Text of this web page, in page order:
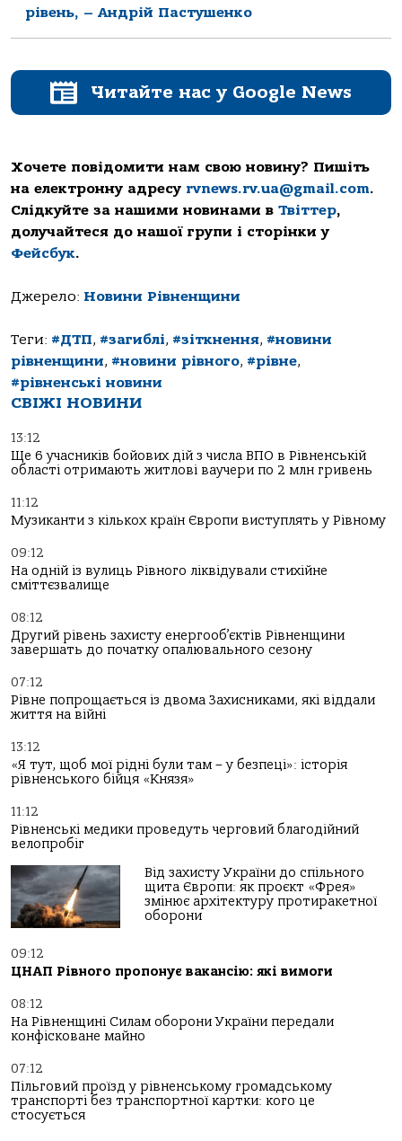
рівень, – Андрій Пастушенко
Читайте нас у Google News
Хочете повідомити нам свою новину? Пишіть
на електронну адресу rvnews.rv.ua@gmail.com.
Слідкуйте за нашими новинами в Твіттер,
долучайтеся до нашої групи і сторінки у
Фейсбук.
Джерело: Новини Рівненщини
Теги: #ДТП, #загиблі, #зіткнення, #новини
рівненщини, #новини рівного, #рівне,
#рівненські новини
СВІЖІ НОВИНИ
13:12
Ще 6 учасників бойових дій з числа ВПО в Рівненській
області отримають житлові ваучери по 2 млн гривень
11:12
Музиканти з кількох країн Європи виступлять у Рівному
09:12
На одній із вулиць Рівного ліквідували стихійне
сміттєзвалище
08:12
Другий рівень захисту енергооб’єктів Рівненщини
завершать до початку опалювального сезону
07:12
Рівне попрощається із двома Захисниками, які віддали
життя на війні
13:12
«Я тут, щоб мої рідні були там – у безпеці»: історія
рівненського бійця «Князя»
11:12
Рівненські медики проведуть черговий благодійний
велопробіг
Від захисту України до спільного
щита Європи: як проєкт «Фрея»
змінює архітектуру протиракетної
оборони
09:12
ЦНАП Рівного пропонує вакансію: які вимоги
08:12
На Рівненщині Силам оборони України передали
конфісковане майно
07:12
Пільговий проїзд у рівненському громадському
транспорті без транспортної картки: кого це
стосується